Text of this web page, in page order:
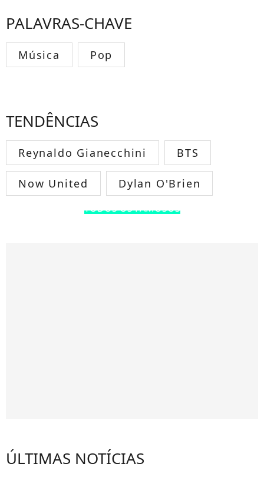
PALAVRAS-CHAVE
Música Pop
TENDÊNCIAS
Reynaldo Gianecchini BTS
Now United Dylan O'Brien
TODOS OS FAMOSOS
ÚLTIMAS NOTÍCIAS